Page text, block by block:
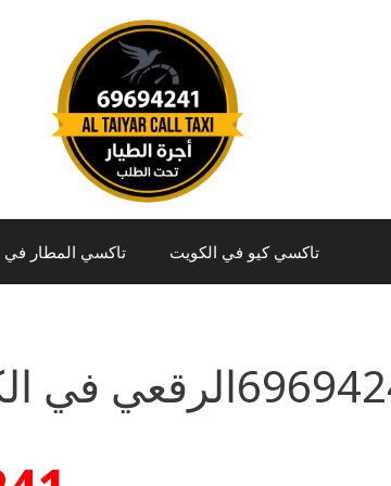
تاكسي كيو في الكويت تاكسي المطار في
في الكويت